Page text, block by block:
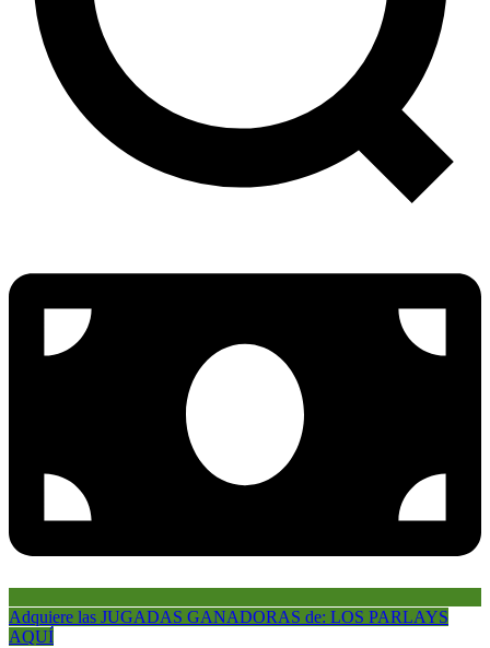
Adquiere las JUGADAS GANADORAS de: LOS PARLAYS
AQUÍ